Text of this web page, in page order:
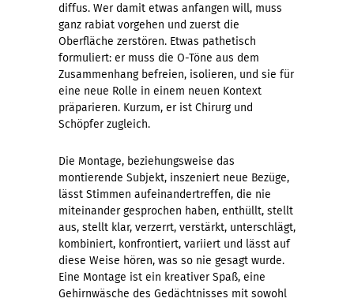
diffus. Wer damit etwas anfangen will, muss
ganz rabiat vorgehen und zuerst die
Oberfläche zerstören. Etwas pathetisch
formuliert: er muss die O-Töne aus dem
Zusammenhang befreien, isolieren, und sie für
eine neue Rolle in einem neuen Kontext
präparieren. Kurzum, er ist Chirurg und
Schöpfer zugleich.
Die Montage, beziehungsweise das
montierende Subjekt, inszeniert neue Bezüge,
lässt Stimmen aufeinandertreffen, die nie
miteinander gesprochen haben, enthüllt, stellt
aus, stellt klar, verzerrt, verstärkt, unterschlägt,
kombiniert, konfrontiert, variiert und lässt auf
diese Weise hören, was so nie gesagt wurde.
Eine Montage ist ein kreativer Spaß, eine
Gehirnwäsche des Gedächtnisses mit sowohl